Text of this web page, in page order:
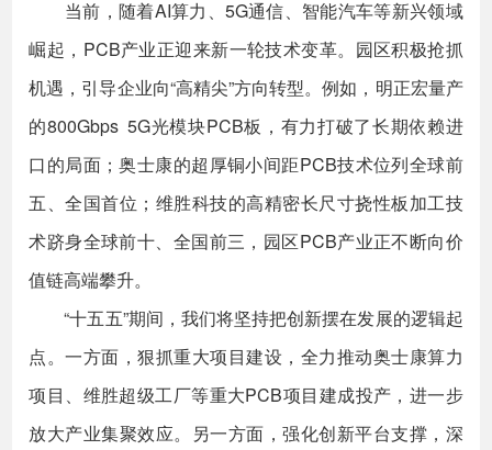
当前，随着AI算力、5G通信、智能汽车等新兴领域
崛起，PCB产业正迎来新一轮技术变革。园区积极抢抓
机遇，引导企业向“高精尖”方向转型。例如，明正宏量产
的800Gbps 5G光模块PCB板，有力打破了长期依赖进
口的局面；奥士康的超厚铜小间距PCB技术位列全球前
五、全国首位；维胜科技的高精密长尺寸挠性板加工技
术跻身全球前十、全国前三，园区PCB产业正不断向价
值链高端攀升。
“十五五”期间，我们将坚持把创新摆在发展的逻辑起
点。一方面，狠抓重大项目建设，全力推动奥士康算力
项目、维胜超级工厂等重大PCB项目建成投产，进一步
放大产业集聚效应。另一方面，强化创新平台支撑，深